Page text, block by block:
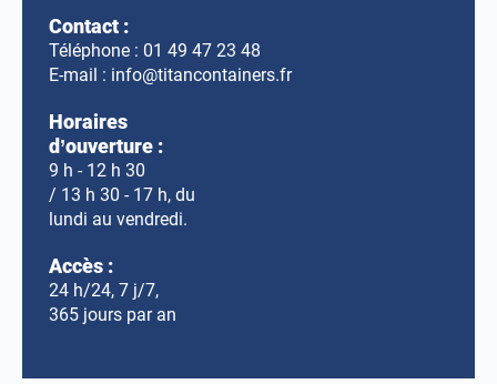
Contact :
Téléphone : 01 49 47 23 48
E-mail : info@titancontainers.fr
Horaires
d’ouverture :
9 h - 12 h 30
/ 13 h 30 - 17 h, du
lundi au vendredi.
Accès :
24 h/24, 7 j/7,
365 jours par an